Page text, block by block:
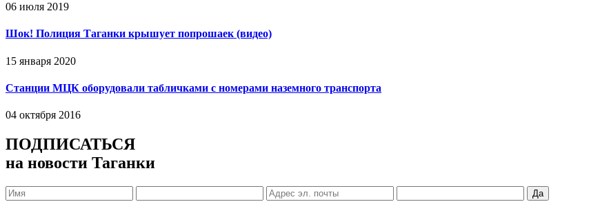
06 июля 2019
Шок! Полиция Таганки крышует попрошаек (видео)
15 января 2020
Станции МЦК оборудовали табличками с номерами наземного транспорта
04 октября 2016
ПОДПИСАТЬСЯ
на новости Таганки